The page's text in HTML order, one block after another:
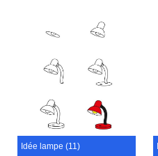
Idée lampe (11)